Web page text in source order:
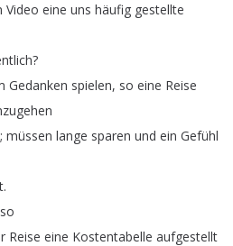
Video eine uns häufig gestellte
?
Gedanken spielen, so eine Reise
; müssen lange sparen und ein Gefühl
.
Reise eine Kostentabelle aufgestellt